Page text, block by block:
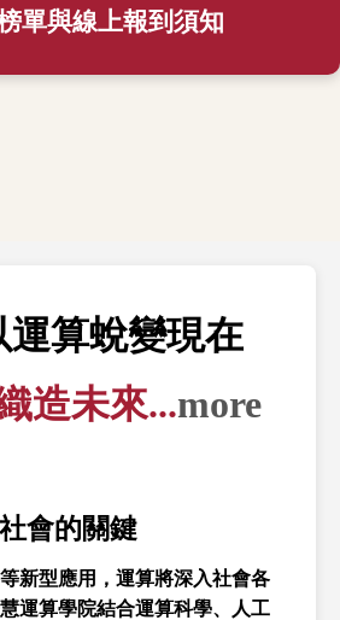
單與線上報到須知
運算蛻變現在
造未來...more
會的關鍵
新型應用，運算將深入社會各
運算學院結合運算科學、人工